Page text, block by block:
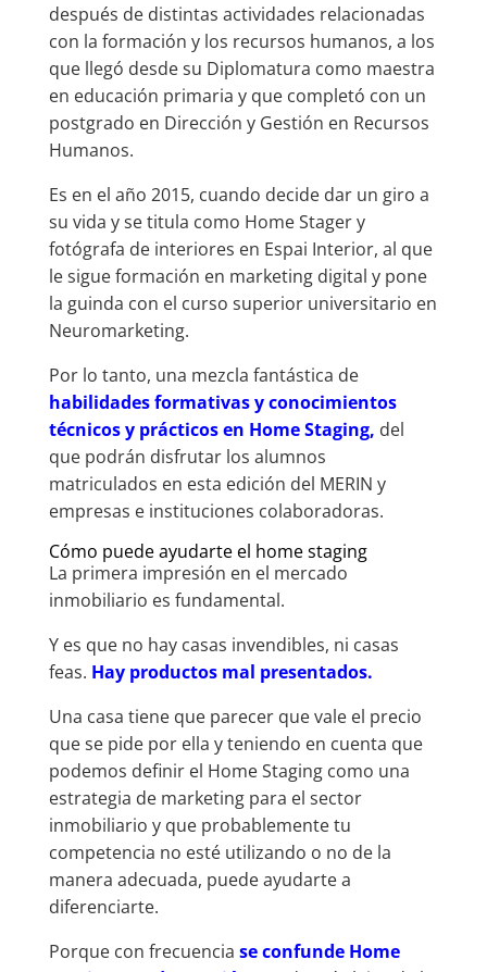
después de distintas actividades relacionadas
con la formación y los recursos humanos, a los
que llegó desde su Diplomatura como maestra
en educación primaria y que completó con un
postgrado en Dirección y Gestión en Recursos
Humanos.
Es en el año 2015, cuando decide dar un giro a
su vida y se titula como Home Stager y
fotógrafa de interiores en Espai Interior, al que
le sigue formación en marketing digital y pone
la guinda con el curso superior universitario en
Neuromarketing.
Por lo tanto, una mezcla fantástica de
habilidades formativas y conocimientos
técnicos y prácticos en Home Staging, del
que podrán disfrutar los alumnos
matriculados en esta edición del MERIN y
empresas e instituciones colaboradoras.
Cómo puede ayudarte el home staging
La primera impresión en el mercado
inmobiliario es fundamental.
Y es que no hay casas invendibles, ni casas
feas. Hay productos mal presentados.
Una casa tiene que parecer que vale el precio
que se pide por ella y teniendo en cuenta que
podemos definir el Home Staging como una
estrategia de marketing para el sector
inmobiliario y que probablemente tu
competencia no esté utilizando o no de la
manera adecuada, puede ayudarte a
diferenciarte.
Porque con frecuencia se confunde Home